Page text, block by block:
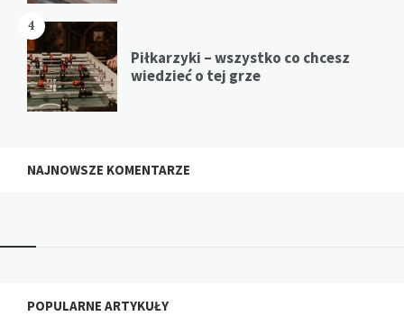
4
Piłkarzyki – wszystko co chcesz
wiedzieć o tej grze
NAJNOWSZE KOMENTARZE
Widgets
POPULARNE ARTYKUŁY